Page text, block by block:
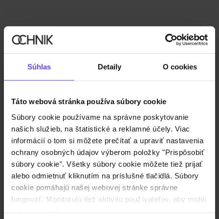
Súhlas Detaily O cookies
Táto webová stránka používa súbory cookie
Súbory cookie používame na správne poskytovanie
našich služieb, na štatistické a reklamné účely. Viac
informácií o tom si môžete prečítať a upraviť nastavenia
ochrany osobných údajov výberom položky "Prispôsobiť
súbory cookie". Všetky súbory cookie môžete tiež prijať
alebo odmietnuť kliknutím na príslušné tlačidlá. Súbory
cookie pomáhajú našej webovej stránke správne
fungovať. Monitorujú tiež aktivitu používateľov, aby mohli
Nový NEW20
Čierne kožené pánske športové topánky
€70,32- cena s kódom
€87,90- aktuálna cena